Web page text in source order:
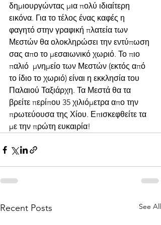
δημιουργώντας μια πολύ ιδιαίτερη
εικόνα. Για το τέλος ένας καφές η
φαγητό στην γραφική πλατεία των
Μεστών θα ολοκληρώσει την εντύπωση
σας απο το μεσαιωνικό χωριό. Το πιο
παλιό  μνημείο των Μεστών (εκτός από
το ίδιο το χωριό) είναι η εκκλησία του
Παλαιού Ταξιάρχη. Τα Μεστά θα τα
βρείτε περίπου 35 χιλιόμετρα απο την
πρωτεύουσα της Χίου. Επισκεφθείτε τα
με την πρώτη ευκαιρία!
Recent Posts See All